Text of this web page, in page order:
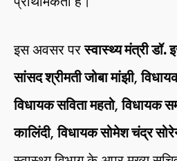
इस अवसर परस्वास्थ्य मंत्री डॉ.
सांसद श्रीमती जोबा मांझी,
विधायक सविता महतो,विधायक
कालिंदी,विधायक सोमेश चंद्र